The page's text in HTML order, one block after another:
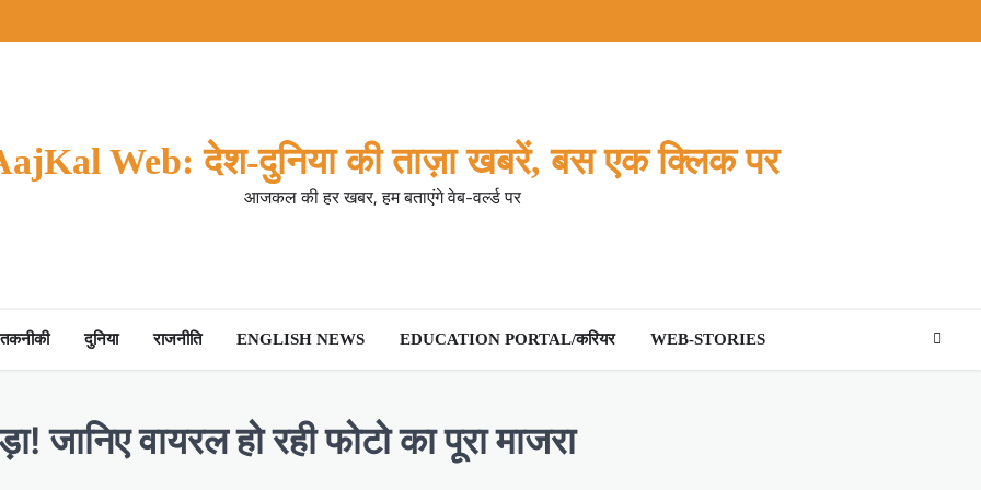
Web: देश-दुनिया की ताज़ा खबरें, बस एक क्लिक पर
आजकल की हर खबर, हम बताएंगे वेब-वर्ल्ड पर
तकनीकी दुनिया राजनीति ENGLISH NEWS EDUCATION PORTAL/करियर WEB-STORIES
जानिए वायरल हो रही फोटो का पूरा माजरा